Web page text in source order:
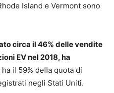
Island e Vermont sono
circa il 46% delle vendite
EV nel 2018, ha
il 59% della quota di
negli Stati Uniti.